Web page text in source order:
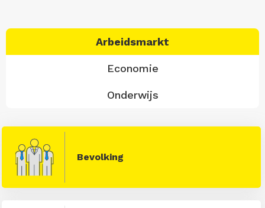
Arbeidsmarkt
Economie
Onderwijs
Bevolking